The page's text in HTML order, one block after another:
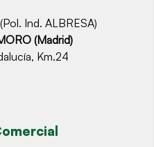
Ind. ALBRESA)
(Madrid)
Km.24